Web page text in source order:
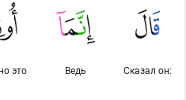
Сказал он:
Ведь
это